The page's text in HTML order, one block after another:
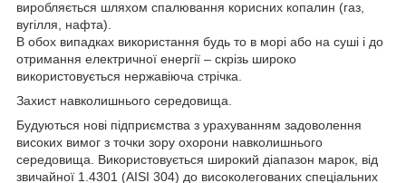
виробляється шляхом спалювання корисних копалин (газ,
вугілля, нафта).
В обох випадках використання будь то в морі або на суші і до
отримання електричної енергії – скрізь широко
використовується нержавіюча стрічка.
Захист навколишнього середовища.
Будуються нові підприємства з урахуванням задоволення
високих вимог з точки зору охорони навколишнього
середовища. Використовується широкий діапазон марок, від
звичайної 1.4301 (AISI 304) до високолегованих спеціальних